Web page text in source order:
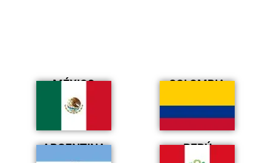
MÉXICO COLOMBIA
ARGENTINA PERÚ